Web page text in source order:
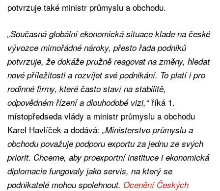
potvrzuje také ministr průmyslu a obchodu.
„Současná globální ekonomická situace klade na české
vývozce mimořádné nároky, přesto řada podniků
potvrzuje, že dokáže pružně reagovat na změny, hledat
nové příležitosti a rozvíjet své podnikání. To platí i pro
rodinné firmy, které často staví na stabilitě,
odpovědném řízení a dlouhodobé vizi,“říká 1.
místopředseda vlády a ministr průmyslu a obchodu
Karel Havlíček a dodává: „Ministerstvo průmyslu a
obchodu považuje podporu exportu za jednu ze svých
priorit. Chceme, aby proexportní instituce i ekonomická
diplomacie fungovaly jako servis, na který se
podnikatelé mohou spolehnout. Ocenění Českých